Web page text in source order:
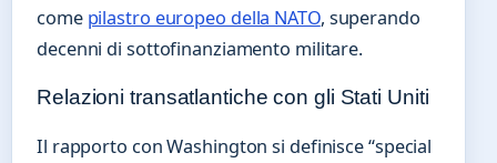
come pilastro europeo della NATO, superando
decenni di sottofinanziamento militare.
Relazioni transatlantiche con gli Stati Uniti
Il rapporto con Washington si definisce “special